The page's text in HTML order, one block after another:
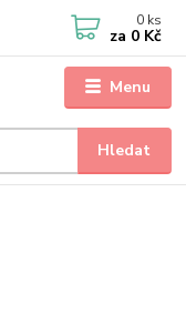
Menu
Hledat
0 ks
za 0 Kč